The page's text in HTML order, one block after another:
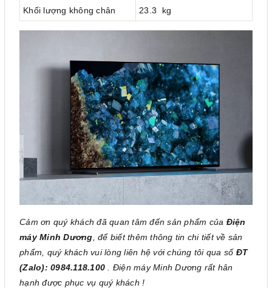
Khối lượng không chân 23.3 kg
Cảm ơn quý khách đã quan tâm đến sản phẩm của Điện
máy Minh Dương , để biết thêm thông tin chi tiết về sản
phẩm, quý khách vui lòng liên hệ với chúng tôi qua số ĐT
(Zalo): 0984.118.100
. Điện máy Minh Dương rất hân
hạnh được phục vụ quý khách !